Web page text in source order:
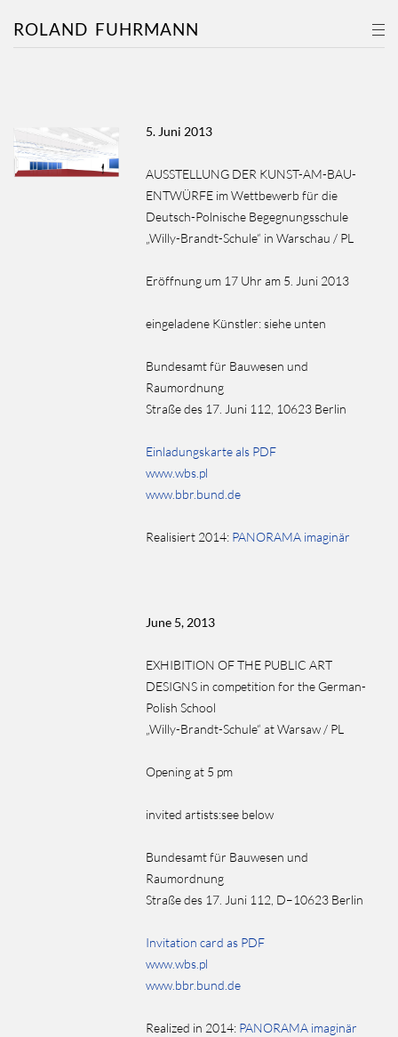
ROLAND FUHRMANN
5. Juni 2013
AUSSTELLUNG DER KUNST-AM-BAU-
ENTWÜRFE im Wettbewerb für die
Deutsch-Polnische Begegnungsschule
„Willy-Brandt-Schule“ in Warschau / PL
Eröffnung um 17 Uhr am 5. Juni 2013
eingeladene Künstler:siehe unten
Bundesamt für Bauwesen und
Raumordnung
Straße des 17. Juni 112, 10623 Berlin
Einladungskarte als PDF
www.wbs.pl
www.bbr.bund.de
Realisiert 2014: PANORAMA imaginär
June 5, 2013
EXHIBITION OF THE PUBLIC ART
DESIGNS in competition for the German-
Polish School
„Willy-Brandt-Schule“ at Warsaw / PL
Opening at 5 pm
invited artists:see below
Bundesamt für Bauwesen und
Raumordnung
Straße des 17. Juni 112, D–10623 Berlin
Invitation card as PDF
www.wbs.pl
www.bbr.bund.de
Realized in 2014: PANORAMA imaginär